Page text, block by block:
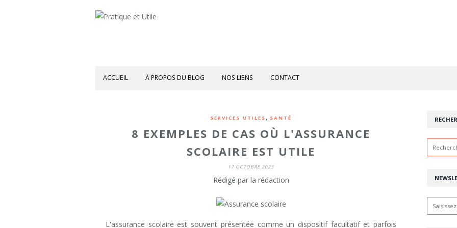
ACCUEIL À PROPOS DU BLOG NOS LIENS CONTACT
SERVICES UTILES , SANTÉ
8 EXEMPLES DE CAS OÙ L'ASSURANCE
SCOLAIRE EST UTILE
17 OCTOBRE 2023
Rédigé par la rédaction
L'assurance scolaire est souvent présentée comme un dispositif facultatif et parfois